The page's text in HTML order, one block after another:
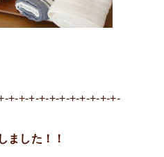
+-+-+-+-+-+-+-+-+-+-+-
ました！！